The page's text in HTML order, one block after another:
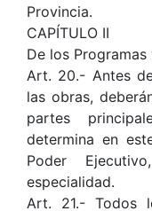
Provincia.
CAPÍTULO II
De los
Art. 20.- Antes
las obras,
partes
determina en
Poder
especialidad.
Art. 21.- Todos